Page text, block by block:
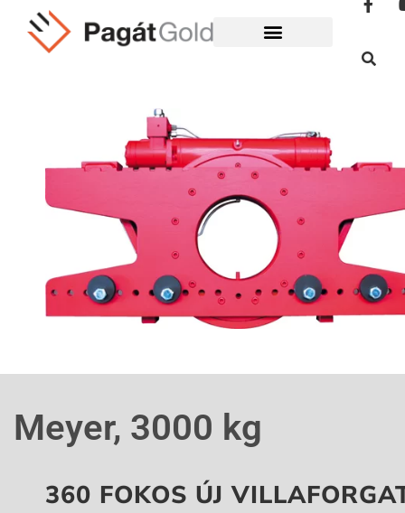
Meyer, 3000 kg
360 FOKOS ÚJ